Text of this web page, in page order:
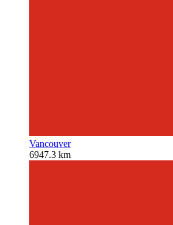
Vancouver
6947.3 km